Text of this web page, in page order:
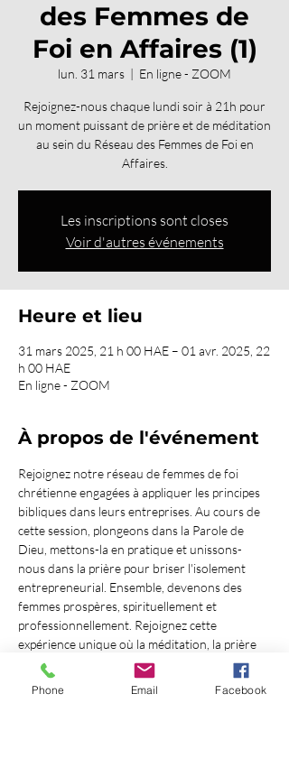
des Femmes de
Foi en Affaires (1)
lun. 31 mars
  |
En ligne - ZOOM
Rejoignez-nous chaque lundi soir à 21h pour
un moment puissant de prière et de méditation
au sein du Réseau des Femmes de Foi en
Affaires.
Les inscriptions sont closes
Voir d'autres événements
Heure et lieu
31 mars 2025, 21 h 00 HAE – 01 avr. 2025, 22
h 00 HAE
En ligne - ZOOM
À propos de l'événement
Rejoignez notre réseau de femmes de foi
chrétienne engagées à appliquer les principes
bibliques dans leurs entreprises. Au cours de
cette session, plongeons dans la Parole de
Dieu, mettons-la en pratique et unissons-
nous dans la prière pour briser l'isolement
entrepreneurial. Ensemble, devenons des
femmes prospères, spirituellement et
professionnellement. Rejoignez cette
expérience unique où la méditation, la prière
et la communauté se rencontrent pour édifier
des femmes de foi en affaires.
3 Jean 1:2 Bien-
Phone Email Facebook